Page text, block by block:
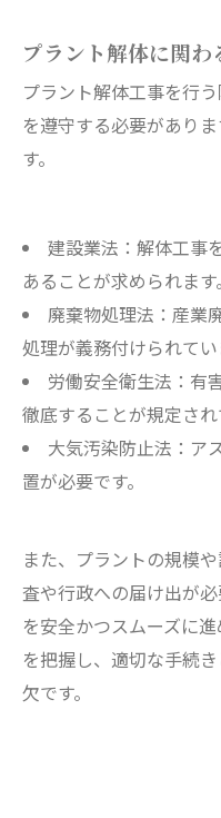
プラント解体に関
プラント解体工事を行
を遵守する必要があり
す。
建設業法：解体工事
あることが求められます。
廃棄物処理法：産業
処理が義務付けられてい
労働安全衛生法：有
徹底することが規定され
大気汚染防止法：ア
置が必要です。
また、プラントの規模
査や行政への届け出が
を安全かつスムーズに
を把握し、適切な手続
欠です。